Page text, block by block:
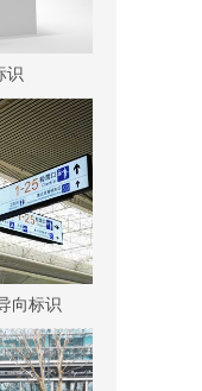
向标识